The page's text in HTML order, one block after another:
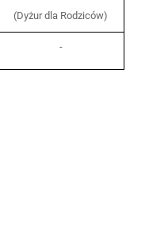
(Dyżur dla Rodziców)
-